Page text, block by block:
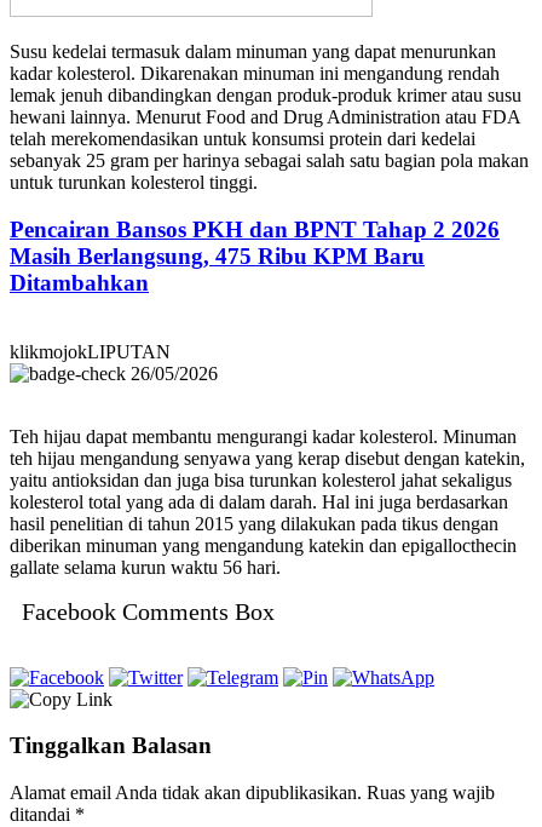
Susu kedelai termasuk dalam minuman yang dapat menurunkan
kadar kolesterol. Dikarenakan minuman ini mengandung rendah
lemak jenuh dibandingkan dengan produk-produk krimer atau susu
hewani lainnya. Menurut Food and Drug Administration atau FDA
telah merekomendasikan untuk konsumsi protein dari kedelai
sebanyak 25 gram per harinya sebagai salah satu bagian pola makan
untuk turunkan kolesterol tinggi.
Pencairan Bansos PKH dan BPNT Tahap 2 2026
Masih Berlangsung, 475 Ribu KPM Baru
Ditambahkan
klikmojokLIPUTAN
26/05/2026
Teh hijau dapat membantu mengurangi kadar kolesterol. Minuman
teh hijau mengandung senyawa yang kerap disebut dengan katekin,
yaitu antioksidan dan juga bisa turunkan kolesterol jahat sekaligus
kolesterol total yang ada di dalam darah. Hal ini juga berdasarkan
hasil penelitian di tahun 2015 yang dilakukan pada tikus dengan
diberikan minuman yang mengandung katekin dan epigallocthecin
gallate selama kurun waktu 56 hari.
Facebook Comments Box
Tinggalkan Balasan
Alamat email Anda tidak akan dipublikasikan. Ruas yang wajib
ditandai *